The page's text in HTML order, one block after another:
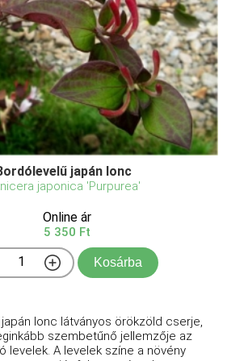
japán lonc
japonica 'Purpurea'
Online ár
5 350 Ft
Kosárba
lonc látványos örökzöld cserje,
szembetűnő jellemzője az
levelek. A levelek színe a növény